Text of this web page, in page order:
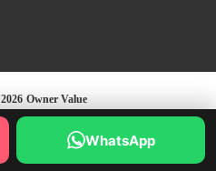
2026 Owner Value
WhatsApp